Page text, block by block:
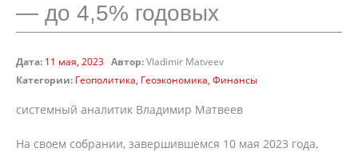
— до 4,5% годовых
Дата: 11 мая, 2023 Автор:Vladimir Matveev
Категории: Геополитика Геоэкономика Финансы
системный аналитик Владимир Матвеев
На своем собрании, завершившемся 10 мая 2023 года,